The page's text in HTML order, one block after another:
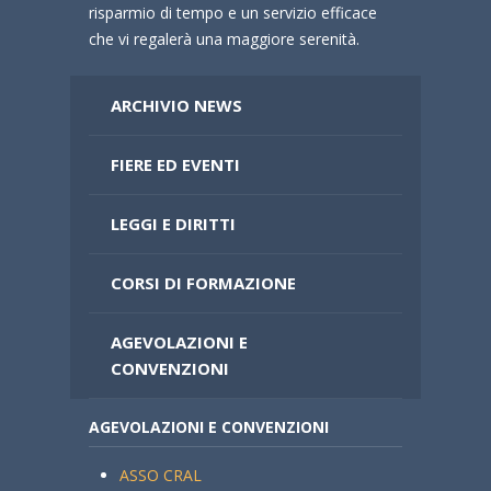
risparmio di tempo e un servizio efficace
che vi regalerà una maggiore serenità.
ARCHIVIO NEWS
FIERE ED EVENTI
LEGGI E DIRITTI
CORSI DI FORMAZIONE
AGEVOLAZIONI E
CONVENZIONI
AGEVOLAZIONI E CONVENZIONI
ASSO CRAL